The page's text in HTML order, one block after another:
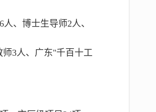
、博士生导师2人、
3人、广东"千百十工